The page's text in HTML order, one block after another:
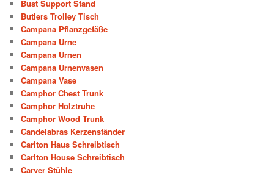
Bust Support Stand
Butlers Trolley Tisch
Campana Pflanzgefäße
Campana Urne
Campana Urnen
Campana Urnenvasen
Campana Vase
Camphor Chest Trunk
Camphor Holztruhe
Camphor Wood Trunk
Candelabras Kerzenständer
Carlton Haus Schreibtisch
Carlton House Schreibtisch
Carver Stühle